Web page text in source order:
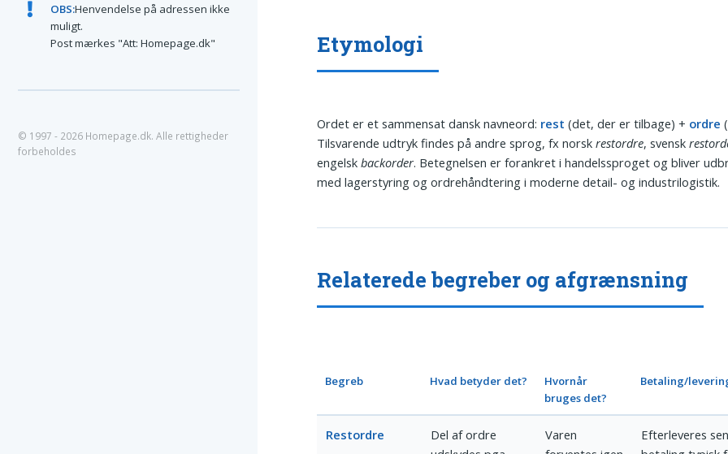
Etymologi
Ordet er et sammensat dansk navneord: rest (det, der er tilbage) + ordre
Tilsvarende udtryk findes på andre sprog, fx norskrestordre, svensk
engelskbackorder. Betegnelsen er forankret i handelssproget og bliver
med lagerstyring og ordrehåndtering i moderne detail- og industrilogistik.
Relaterede begreber og afgrænsning
Begreb Hvad betyder det?
Hvornår
bruges det?
Betaling/
Restordre
Del af ordre
Varen
Efterleveres
OBS:Henvendelse på adressen ikke
muligt.
Post mærkes "Att: Homepage.dk"
© 1997 - 2026 Homepage.dk. Alle rettigheder
forbeholdes